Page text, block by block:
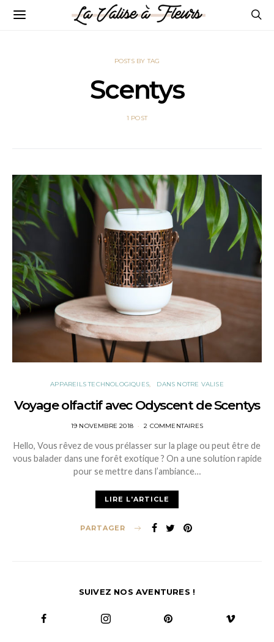
POSTS BY TAG
Scentys
1 POST
APPAREILS TECHNOLOGIQUES DANS NOTRE VALISE
Voyage olfactif avec Odyscent de Scentys
POSTED
19 NOVEMBRE 2018 2 COMMENTAIRES
Hello, Vous rêvez de vous prélasser sur la plage ou peut être de
vous balader dans une forêt exotique ? On a une solution rapide
pour se mettre dans l’ambiance…
LIRE L'ARTICLE
PARTAGER
SUIVEZ NOS AVENTURES !